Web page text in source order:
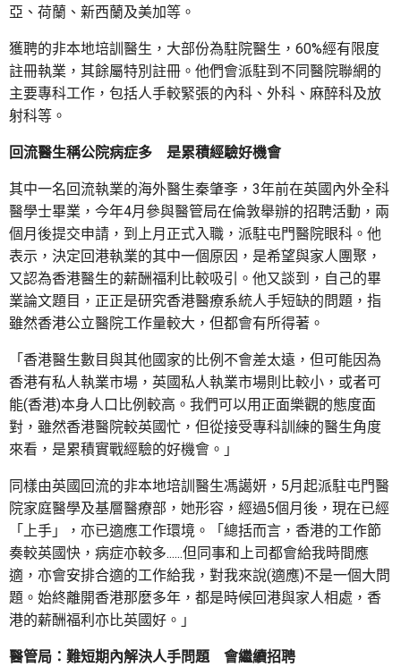
亞、荷蘭、新西蘭及美加等。
獲聘的非本地培訓醫生，大部份為駐院醫生，60%經有限度
註冊執業，其餘屬特別註冊。他們會派駐到不同醫院聯網的
主要專科工作，包括人手較緊張的內科、外科、麻醉科及放
射科等。
回流醫生稱公院病症多 是累積經驗好機會
其中一名回流執業的海外醫生秦肇斈，3年前在英國內外全科
醫學士畢業，今年4月參與醫管局在倫敦舉辦的招聘活動，兩
個月後提交申請，到上月正式入職，派駐屯門醫院眼科。他
表示，決定回港執業的其中一個原因，是希望與家人團聚，
又認為香港醫生的薪酬福利比較吸引。他又談到，自己的畢
業論文題目，正正是研究香港醫療系統人手短缺的問題，指
雖然香港公立醫院工作量較大，但都會有所得著。
「香港醫生數目與其他國家的比例不會差太遠，但可能因為
香港有私人執業市場，英國私人執業市場則比較小，或者可
能(香港)本身人口比例較高。我們可以用正面樂觀的態度面
對，雖然香港醫院較英國忙，但從接受專科訓練的醫生角度
來看，是累積實戰經驗的好機會。」
同樣由英國回流的非本地培訓醫生馮譪妍，5月起派駐屯門醫
院家庭醫學及基層醫療部，她形容，經過5個月後，現在已經
「上手」，亦已適應工作環境。「總括而言，香港的工作節
奏較英國快，病症亦較多......但同事和上司都會給我時間應
適，亦會安排合適的工作給我，對我來說(適應)不是一個大問
題。始終離開香港那麼多年，都是時候回港與家人相處，香
港的薪酬福利亦比英國好。」
醫管局：難短期內解決人手問題 會繼續招聘